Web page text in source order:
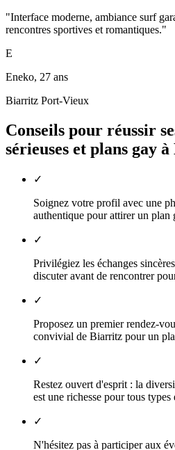
"Interface moderne, ambiance surf
rencontres sportives et romantiques."
E
Eneko, 27 ans
Biarritz Port-Vieux
Conseils pour réussir
sérieuses et plans gay à
✓
Soignez votre profil avec une
authentique pour attirer un plan
✓
Privilégiez les échanges
discuter avant de rencontrer
✓
Proposez un premier rendez-
convivial de Biarritz pour un
✓
Restez ouvert d'esprit : la
est une richesse pour tous types
✓
N'hésitez pas à participer aux